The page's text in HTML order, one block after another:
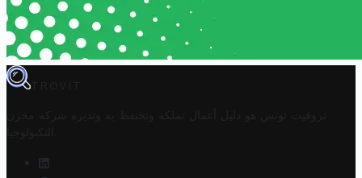
TROVIT
تروفيت تونس هو دليل أعمال تملكه وتحتفظ به وتديره
شركة مخزن
التكنولوجيا